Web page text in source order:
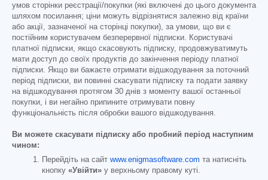
умов сторінки реєстрації/покупки (які включені до цього документа
шляхом посилання; ціни можуть відрізнятися залежно від країни
або акції, зазначеної на сторінці покупки), за умови, що ви є
постійним користувачем безперервної підписки. Користувачі
платної підписки, якщо скасовують підписку, продовжуватимуть
мати доступ до своїх продуктів до закінчення періоду платної
підписки. Якщо ви бажаєте отримати відшкодування за поточний
період підписки, ви повинні скасувати підписку та подати заявку
на відшкодування протягом 30 днів з моменту вашої останньої
покупки, і ви негайно припините отримувати повну
функціональність після обробки вашого відшкодування.
Ви можете скасувати підписку або пробний період наступним
чином:
Перейдіть на сайт www.enigmasoftware.com та натисніть
кнопку «Увійти» у верхньому правому куті.